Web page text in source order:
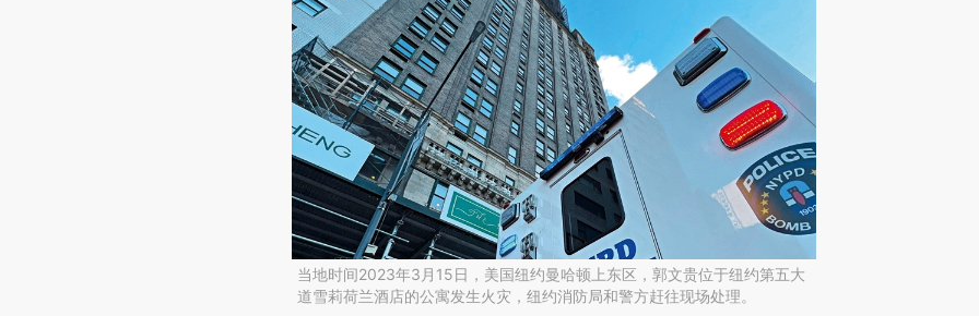
当地时间2023年3月15日，美国纽约曼哈顿上东区，郭文贵位于纽约第五大
道雪莉荷兰酒店的公寓发生火灾，纽约消防局和警方赶往现场处理。